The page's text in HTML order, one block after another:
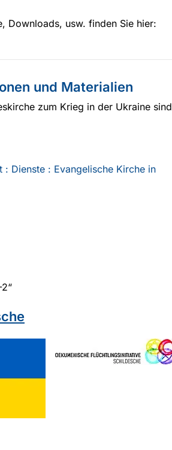
Downloads, usw. finden Sie hier:
und Materialien
zum Krieg in der Ukraine sind
Dienste : Evangelische Kirche in